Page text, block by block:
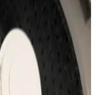
seçimi kullanım
önemlidir. Markalar,
sunulmaktadır.
Makineleri,
ve kurutucular yüksek
ve mutfak
kazanıyor.